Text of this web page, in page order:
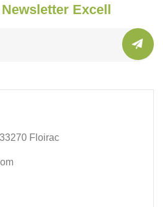
Excell
Floirac